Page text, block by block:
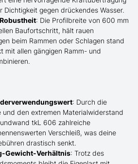
Dichtigkeit gegen drückendes Wasser.
: Die Profilbreite von 600 mm
Baufortschritt, hält rauen
beim Rammen oder Schlagen stand
mit allen gängigen Ramm- und
: Durch die
und den extremen Materialwiderstand
tkL 606 zahlreiche
Verschleiß, was deine
drastisch senkt.
Gewicht-Verhältnis: Trotz des